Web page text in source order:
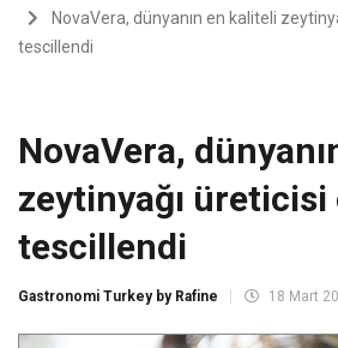
NovaVera, dünyanın en kaliteli
tescillendi
NovaVera,
zeytinyağı üreticisi
tescillendi
Gastronomi Turkey by Rafine 18 Mart